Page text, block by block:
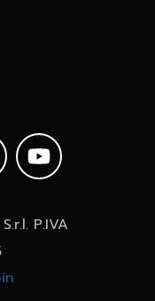
P.IVA